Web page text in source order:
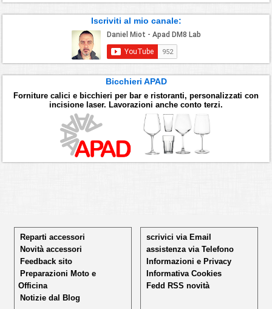
Iscriviti al mio canale:
Bicchieri APAD
Forniture calici e bicchieri per bar e ristoranti, personalizzati con
incisione laser. Lavorazioni anche conto terzi.
Reparti accessori
Novità accessori
Feedback sito
Preparazioni Moto e
Officina
Notizie dal Blog
scrivici via Email
assistenza via Telefono
Informazioni e Privacy
Informativa Cookies
Fedd RSS novità